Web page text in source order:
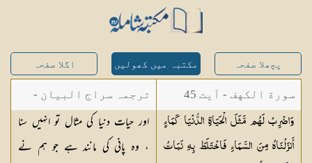
پچھلا صفحہ مکتبہ میں کھولیں اگلا صفحہ
سورة الكهف - آیت 45
وَاضْرِبْ لَهُم مَّثَلَ الْحَيَاةِ الدُّنْيَا كَمَاءٍ
أَنزَلْنَاهُ مِنَ السَّمَاءِ فَاخْتَلَطَ بِهِ نَبَاتُ
ترجمہ سراج البیان -
مستفاد از ترجمتین
شاہ عبدالقادر دھلوی/
اور حیات دنیا کی مثال تو انہیں سنا
، وہ پانی کی مانند ہے جو ہم نے